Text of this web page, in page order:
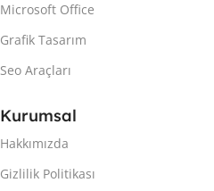
Microsoft Office
Grafik Tasarım
Seo Araçları
Kurumsal
Hakkımızda
Gizlilik Politikası